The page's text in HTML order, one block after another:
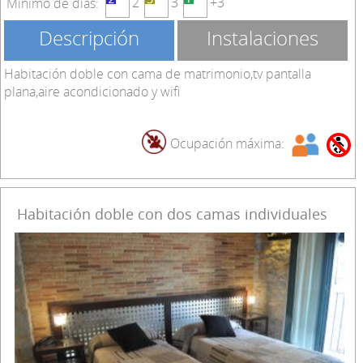
Mínimo de días:
Descripción Instalaciones
Habitación doble con cama de matrimonio,tv pantalla
plana,aire acondicionado y wifi
Ocupación máxima:
Habitación doble con dos camas individuales